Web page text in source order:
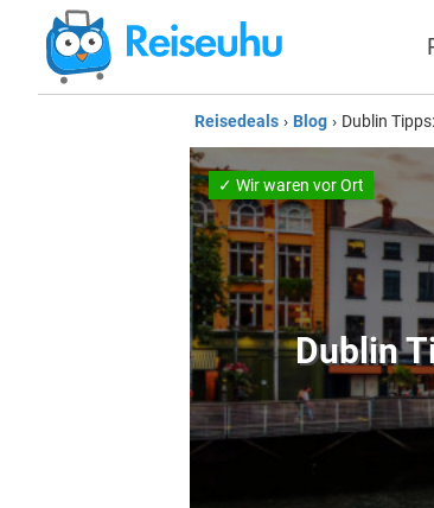
Reisedeals › Blog › Dublin
✓ Wir waren vor Ort
Dublin